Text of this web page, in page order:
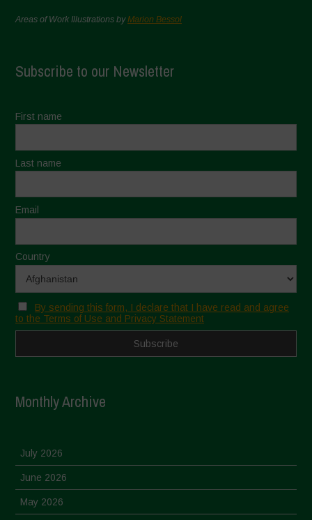
Areas of Work Illustrations byMarion Bessol
Subscribe to our Newsletter
First name
Last name
Email
Country
By sending this form, I declare that I have read and agree
to the Terms of Use and Privacy Statement
Monthly Archive
July 2026
June 2026
May 2026